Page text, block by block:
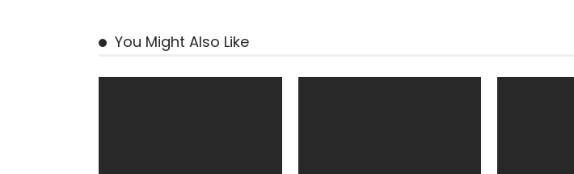
You Might Also Like